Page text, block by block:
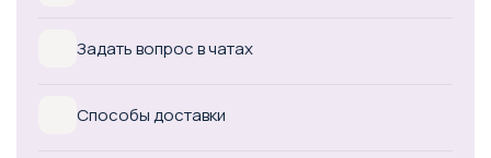
Задать вопрос в чатах
Способы доставки